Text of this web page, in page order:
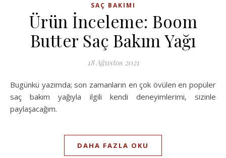
SAÇ BAKIMI
Ürün İnceleme: Boom
Butter Saç Bakım Yağı
18 Ağustos 2021
Bugünkü yazımda; son zamanların en çok övülen en popüler
saç bakım yağıyla ilgili kendi deneyimlerimi, sizinle
paylaşacağım.
DAHA FAZLA OKU